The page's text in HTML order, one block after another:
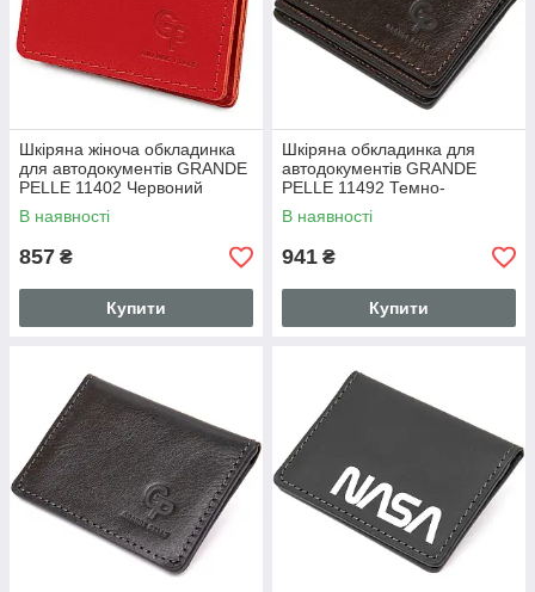
Шкіряна жіноча обкладинка
для автодокументів GRANDE
PELLE 11402 Червоний
В наявності
857 ₴
Купити
Шкіряна обкладинка для
автодокументів GRANDE
PELLE 11492 Темно-
коричневий
В наявності
941 ₴
Купити